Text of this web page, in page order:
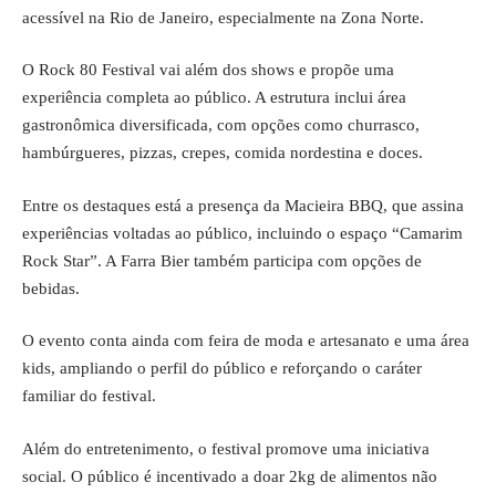
acessível na Rio de Janeiro, especialmente na Zona Norte.
O Rock 80 Festival vai além dos shows e propõe uma
experiência completa ao público. A estrutura inclui área
gastronômica diversificada, com opções como churrasco,
hambúrgueres, pizzas, crepes, comida nordestina e doces.
Entre os destaques está a presença da Macieira BBQ, que assina
experiências voltadas ao público, incluindo o espaço “Camarim
Rock Star”. A Farra Bier também participa com opções de
bebidas.
O evento conta ainda com feira de moda e artesanato e uma área
kids, ampliando o perfil do público e reforçando o caráter
familiar do festival.
Além do entretenimento, o festival promove uma iniciativa
social. O público é incentivado a doar 2kg de alimentos não